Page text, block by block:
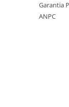
Garantia
ANPC